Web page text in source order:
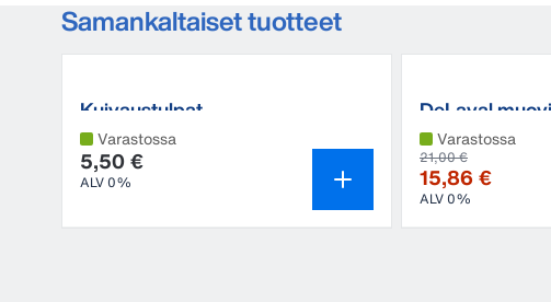
Samankaltaiset tuotteet
Kuivaustulpat
Varastossa
5,50 €
ALV 0%
DeLaval
Varastossa
21,00 €
15,86 €
ALV 0%